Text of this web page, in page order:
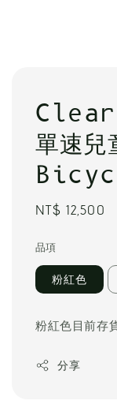
單速兒
Regular
NT$ 12,500
品項
粉紅色
粉紅色目前存
分享